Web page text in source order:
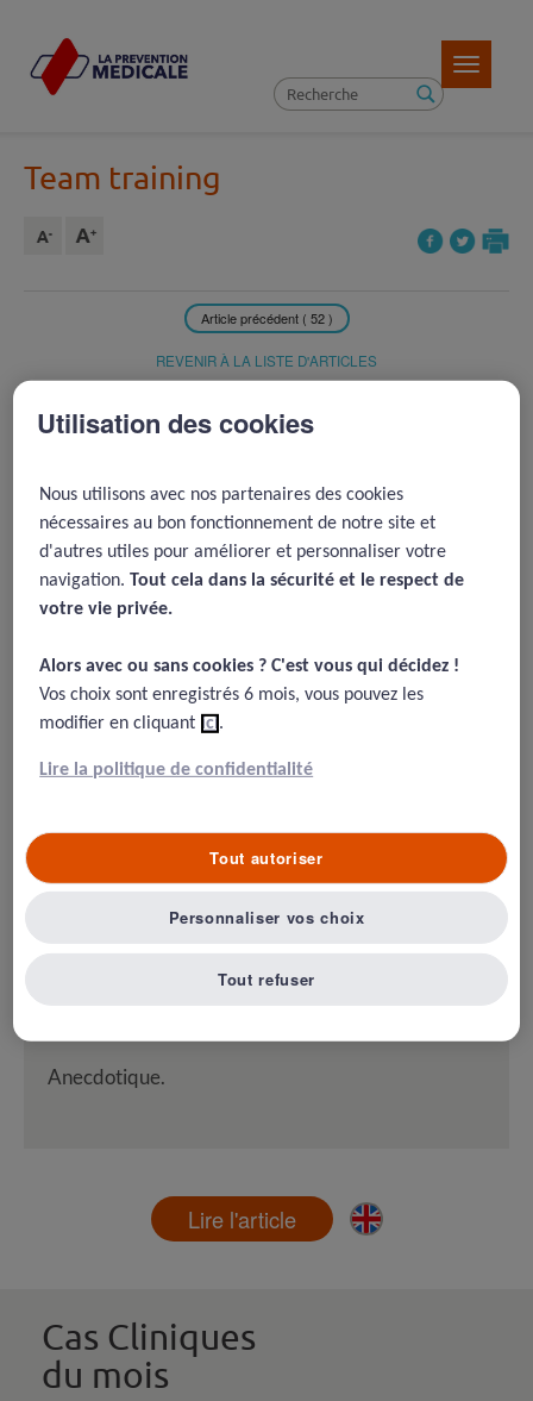
Toggle
Team training
Article précédent ( 52 )
REVENIR À LA LISTE D'ARTICLES
2006 -Mon copilote est une
infirmière
18/08/2015
Powell S., Hill RK. My copilot is a nurse—using crew resource
Résumé
Article original par son titre qui reprend pour les
infirmiers l’apport des CRM dans l’aviation avec
l’histoire du développement, et les évolutions des 4
générations de CRM.
Mon avis
Anecdotique.
Lire l'article
Cas Cliniques
du mois
Utilisation des cookies
Nous utilisons avec nos partenaires des cookies
nécessaires au bon fonctionnement de notre site et
d'autres utiles pour améliorer et personnaliser votre
navigation.Tout cela dans la sécurité et le respect de
votre vie privée.​
Alors avec ou sans cookies ? C'est vous qui décidez !​
Vos choix sont enregistrés 6 mois, vous pouvez les
modifier en cliquant ici.
Lire la politique de confidentialité
Tout refuser
Tout autoriser
Personnaliser vos choix